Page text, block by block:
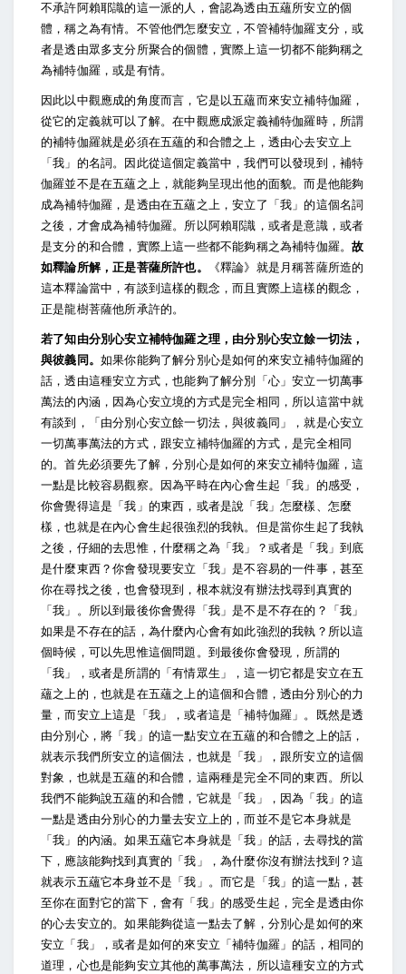
不承許阿賴耶識的這一派的人，會認為透由五蘊所安立的個
體，稱之為有情。不管他們怎麼安立，不管補特伽羅支分，或
者是透由眾多支分所聚合的個體，實際上這一切都不能夠稱之
為補特伽羅，或是有情。
因此以中觀應成的角度而言，它是以五蘊而來安立補特伽羅，
從它的定義就可以了解。在中觀應成派定義補特伽羅時，所謂
的補特伽羅就是必須在五蘊的和合體之上，透由心去安立上
「我」的名詞。因此從這個定義當中，我們可以發現到，補特
伽羅並不是在五蘊之上，就能夠呈現出他的面貌。而是他能夠
成為補特伽羅，是透由在五蘊之上，安立了「我」的這個名詞
之後，才會成為補特伽羅。所以阿賴耶識，或者是意識，或者
是支分的和合體，實際上這一些都不能夠稱之為補特伽羅。故
如釋論所解，正是菩薩所許也。
《釋論》就是月稱菩薩所造的
這本釋論當中，有談到這樣的觀念，而且實際上這樣的觀念，
正是龍樹菩薩他所承許的。
若了知由分別心安立補特伽羅之理，由分別心安立餘一切法，
與彼義同。 如果你能夠了解分別心是如何的來安立補特伽羅的
話，透由這種安立方式，也能夠了解分別「心」安立一切萬事
萬法的內涵，因為心安立境的方式是完全相同，所以這當中就
有談到，「由分別心安立餘一切法，與彼義同」，就是心安立
一切萬事萬法的方式，跟安立補特伽羅的方式，是完全相同
的。首先必須要先了解，分別心是如何的來安立補特伽羅，這
一點是比較容易觀察。因為平時在內心會生起「我」的感受，
你會覺得這是「我」的東西，或者是說「我」怎麼樣、怎麼
樣，也就是在內心會生起很強烈的我執。但是當你生起了我執
之後，仔細的去思惟，什麼稱之為「我」？或者是「我」到底
是什麼東西？你會發現要安立「我」是不容易的一件事，甚至
你在尋找之後，也會發現到，根本就沒有辦法找尋到真實的
「我」。所以到最後你會覺得「我」是不是不存在的？「我」
如果是不存在的話，為什麼內心會有如此強烈的我執？所以這
個時候，可以先思惟這個問題。到最後你會發現，所謂的
「我」，或者是所謂的「有情眾生」，這一切它都是安立在五
蘊之上的，也就是在五蘊之上的這個和合體，透由分別心的力
量，而安立上這是「我」，或者這是「補特伽羅」。既然是透
由分別心，將「我」的這一點安立在五蘊的和合體之上的話，
就表示我們所安立的這個法，也就是「我」，跟所安立的這個
對象，也就是五蘊的和合體，這兩種是完全不同的東西。所以
我們不能夠說五蘊的和合體，它就是「我」，因為「我」的這
一點是透由分別心的力量去安立上的，而並不是它本身就是
「我」的內涵。如果五蘊它本身就是「我」的話，去尋找的當
下，應該能夠找到真實的「我」，為什麼你沒有辦法找到？這
就表示五蘊它本身並不是「我」。而它是「我」的這一點，甚
至你在面對它的當下，會有「我」的感受生起，完全是透由你
的心去安立的。如果能夠從這一點去了解，分別心是如何的來
安立「我」，或者是如何的來安立「補特伽羅」的話，相同的
道理，心也是能夠安立其他的萬事萬法，所以這種安立的方式